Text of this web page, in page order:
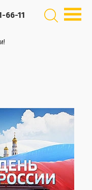
66-11